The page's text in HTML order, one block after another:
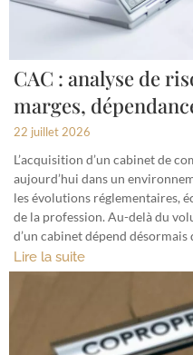
CAC : analyse de
marges,
22 juillet 2026
L’acquisition d’un cabinet de
aujourd’hui dans un
les évolutions réglementaires,
de la profession. Au-delà du
d’un cabinet dépend désormais
Lire la suite